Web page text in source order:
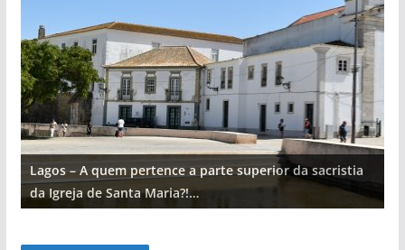
Lagos – A quem pertence a parte superior da sacristia
da Igreja de Santa Maria?!…